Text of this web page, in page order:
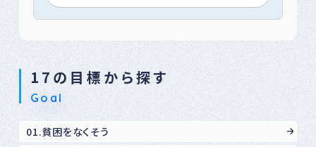
17の目標から探す
Goal
01.貧困をなくそう